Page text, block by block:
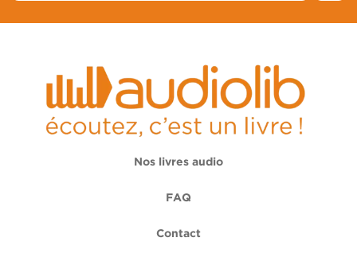
Nos livres audio
FAQ
Contact